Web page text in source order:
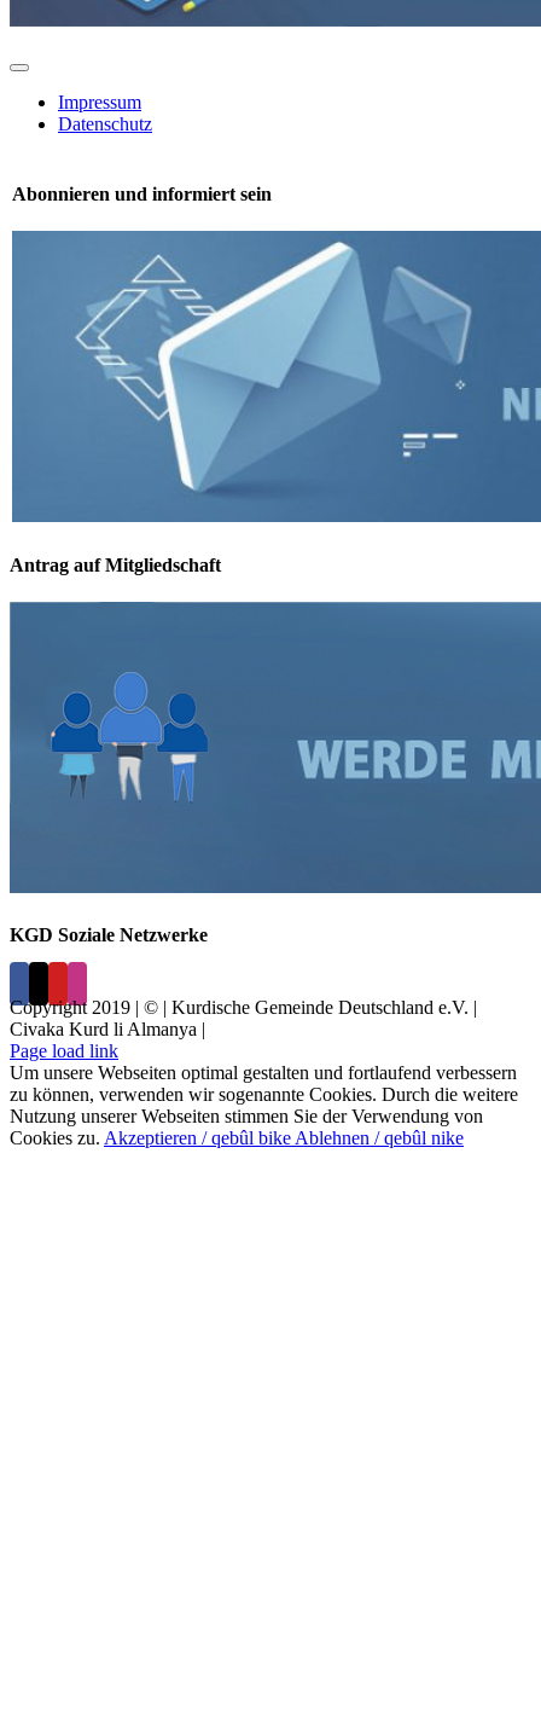
Toggle
NavigationImpressum
Datenschutz
Abonnieren und informiert sein
Antrag auf Mitgliedschaft
KGD Soziale Netzwerke
Copyright 2019 | © | Kurdische Gemeinde Deutschland e.V. |
Civaka Kurd li Almanya |
Page load link
Um unsere Webseiten optimal gestalten und fortlaufend verbessern
zu können, verwenden wir sogenannte Cookies. Durch die weitere
Nutzung unserer Webseiten stimmen Sie der Verwendung von
Cookies zu. Akzeptieren / qebûl bike Ablehnen / qebûl nike